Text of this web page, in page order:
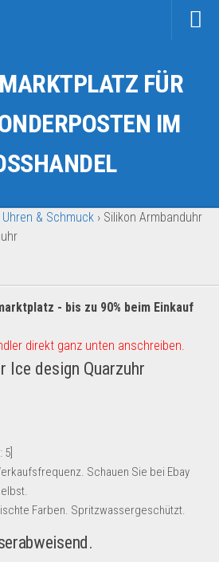
FÜR
IM
Uhren & Schmuck › Silikon Armbanduhr
- bis zu 90% beim Einkauf
direkt ganz unten anschreiben.
Ice design Quarzuhr
5
Schauen Sie bei Ebay
Farben. Spritzwassergeschützt.